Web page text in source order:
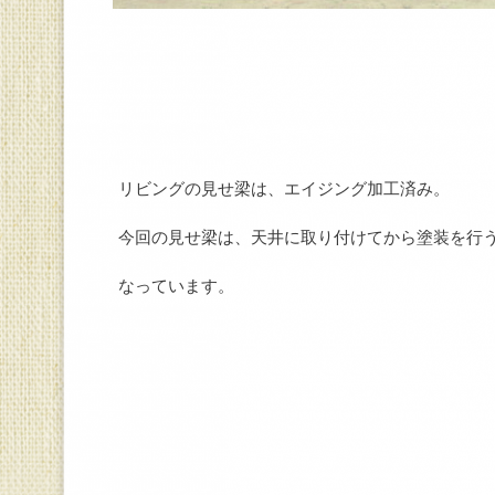
リビングの見せ梁は、エイジング加工済み。
今回の見せ梁は、天井に取り付けてから塗装を行
なっています。